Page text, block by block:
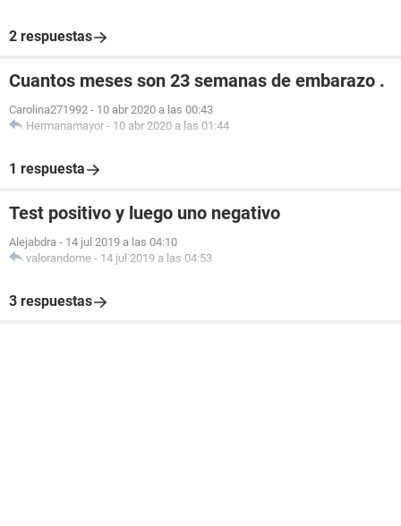
2 respuestas
Cuantos meses son 23 semanas de embarazo .
Carolina271992 - 10 abr 2020 a las 00:43
Hermanamayor - 10 abr 2020 a las 01:44
1 respuesta
Test positivo y luego uno negativo
Alejabdra - 14 jul 2019 a las 04:10
valorandome - 14 jul 2019 a las 04:53
3 respuestas